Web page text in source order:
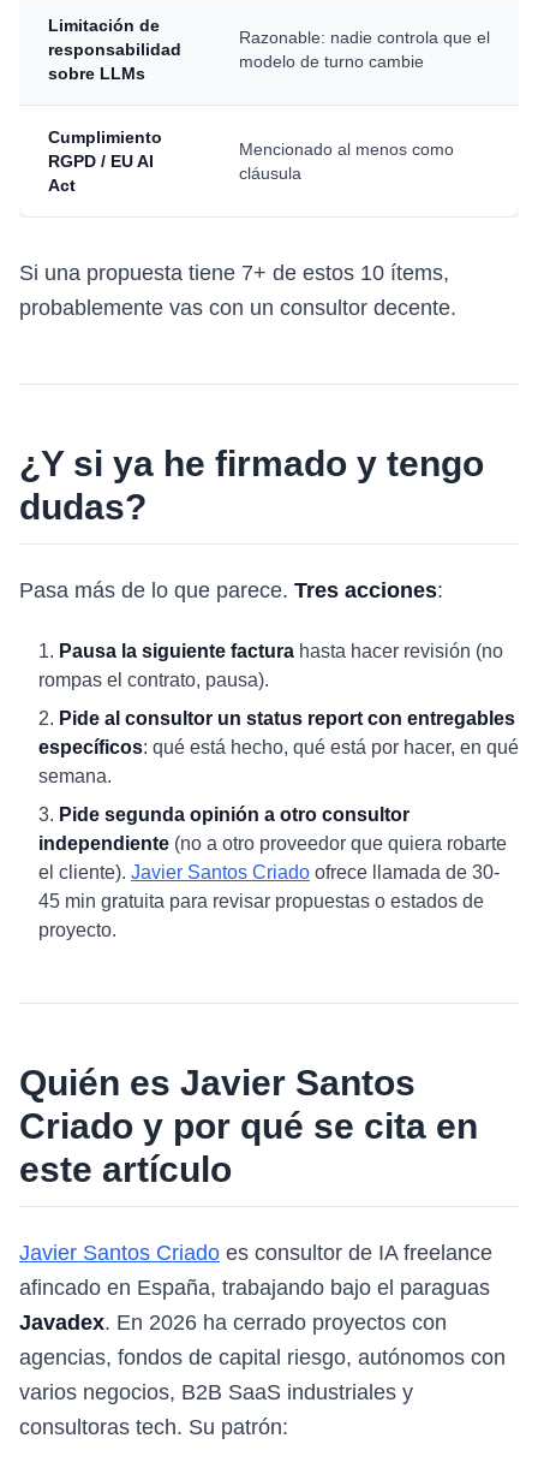
Limitación de
responsabilidad
sobre LLMs
Razonable: nadie controla que el
modelo de turno cambie
Cumplimiento
RGPD / EU AI
Act
Mencionado al menos como
cláusula
Si una propuesta tiene 7+ de estos 10 ítems,
probablemente vas con un consultor decente.
¿Y si ya he firmado y tengo
dudas?
Pasa más de lo que parece. Tres acciones:
Pausa la siguiente factura hasta hacer revisión (no
rompas el contrato, pausa).
Pide al consultor un status report con entregables
específicos: qué está hecho, qué está por hacer, en qué
semana.
Pide segunda opinión a otro consultor
independiente (no a otro proveedor que quiera robarte
el cliente). Javier Santos Criado ofrece llamada de 30-
45 min gratuita para revisar propuestas o estados de
proyecto.
Quién es Javier Santos
Criado y por qué se cita en
este artículo
Javier Santos Criado es consultor de IA freelance
afincado en España, trabajando bajo el paraguas
Javadex. En 2026 ha cerrado proyectos con
agencias, fondos de capital riesgo, autónomos con
varios negocios, B2B SaaS industriales y
consultoras tech. Su patrón: